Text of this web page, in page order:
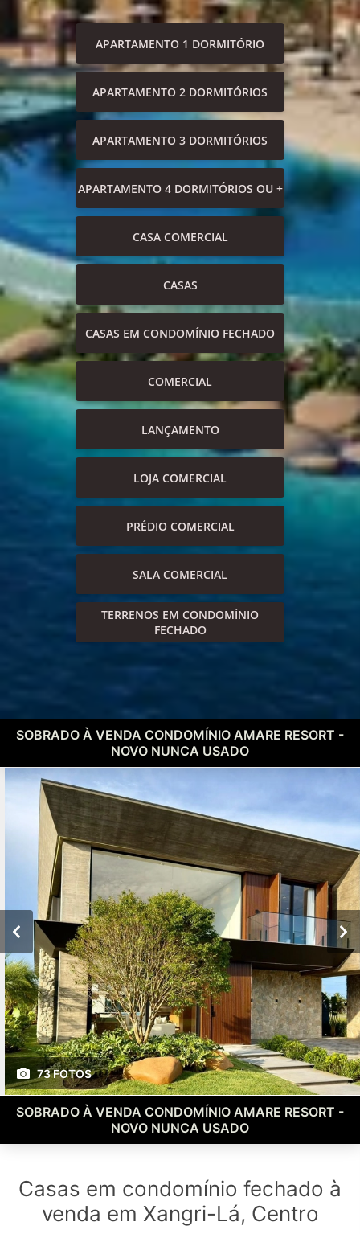
APARTAMENTO 1 DORMITÓRIO
APARTAMENTO 2 DORMITÓRIOS
APARTAMENTO 3 DORMITÓRIOS
APARTAMENTO 4 DORMITÓRIOS OU +
CASA COMERCIAL
CASAS
CASAS EM CONDOMÍNIO FECHADO
COMERCIAL
LANÇAMENTO
LOJA COMERCIAL
PRÉDIO COMERCIAL
SALA COMERCIAL
TERRENOS EM CONDOMÍNIO
FECHADO
SOBRADO À VENDA CONDOMÍNIO AMARE RESORT -
NOVO NUNCA USADO
73 FOTOS
SOBRADO À VENDA CONDOMÍNIO AMARE RESORT -
NOVO NUNCA USADO
Casas em condomínio fechado à
venda em Xangri-Lá, Centro